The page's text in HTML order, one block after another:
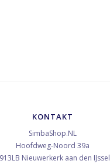
KONTAKT
SimbaShop.NL
Hoofdweg-Noord 39a
Nieuwerkerk aan den IJssel